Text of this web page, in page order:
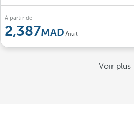
À partir de
2,387 /nuit
Voir plus